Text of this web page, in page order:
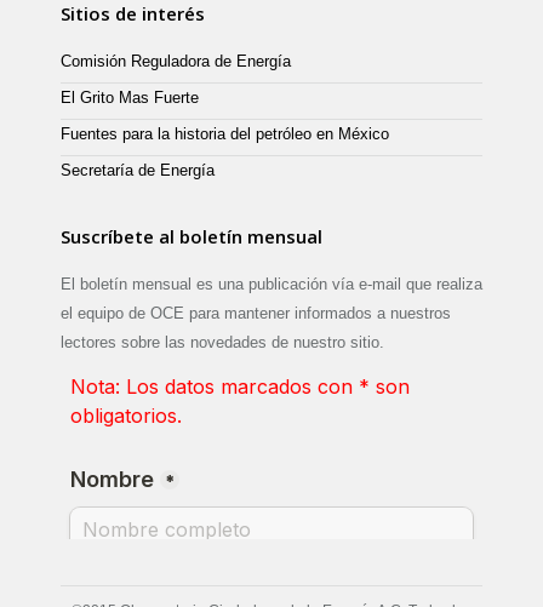
Sitios de interés
Comisión Reguladora de Energía
El Grito Mas Fuerte
Fuentes para la historia del petróleo en México
Secretaría de Energía
Suscríbete al boletín mensual
El boletín mensual es una publicación vía e-mail que realiza
el equipo de OCE para mantener informados a nuestros
lectores sobre las novedades de nuestro sitio.